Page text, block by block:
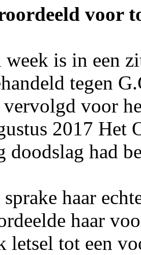
voor
is in een
tegen
voor
2017 Het
doodslag had
sprake haar
haar
letsel tot een